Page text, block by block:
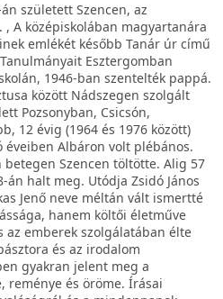
született Szencen, az
A középiskolában magyartanára
emlékét később Tanár úr című
Esztergomban
1946-ban szentelték pappá.
között Nádszegen szolgált
Pozsonyban, Csicsón,
12 évig (1964 és 1976 között)
Albáron volt plébános.
Szencen töltötte. Alig 57
án halt meg. Utódja Zsidó János
Jenő neve méltán vált ismertté
hanem költői életműve
az emberek szolgálatában élte
és az irodalom
gyakran jelent meg a
reménye és öröme. Írásai